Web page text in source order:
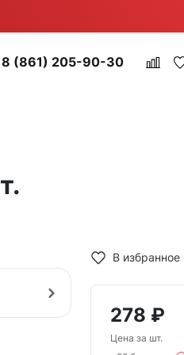
8 (861) 205-90-30
В избранное
278 ₽
Цена за шт.